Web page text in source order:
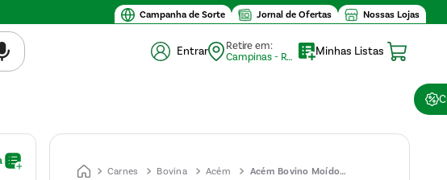
Campanha de Sorte Jornal de Ofertas Nossas Lojas
Entrar
Retire em:
Campinas - Retirada (10)
Minhas Listas
Carnes Bovina Acém
Acém Bovino Moído